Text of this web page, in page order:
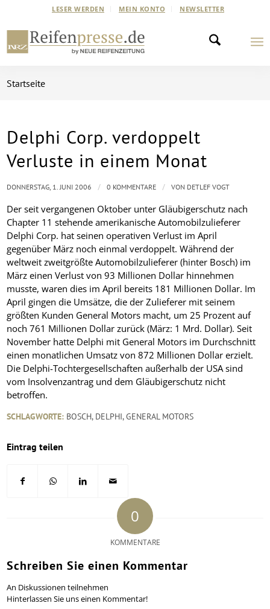
LESER WERDEN MEIN KONTO NEWSLETTER
Startseite
Delphi Corp. verdoppelt
Verluste in einem Monat
Der seit vergangenen Oktober unter Gläubigerschutz nach
Chapter 11 stehende amerikanische Automobilzulieferer
Delphi Corp. hat seinen operativen Verlust im April
gegenüber März noch einmal verdoppelt. Während der
weltweit zweitgrößte Automobilzulieferer (hinter Bosch) im
März einen Verlust von 93 Millionen Dollar hinnehmen
musste, waren dies im April bereits 181 Millionen Dollar. Im
April gingen die Umsätze, die der Zulieferer mit seinem
größten Kunden General Motors macht, um 25 Prozent auf
noch 761 Millionen Dollar zurück (März: 1 Mrd. Dollar). Seit
November hatte Delphi mit General Motors im Durchschnitt
einen monatlichen Umsatz von 872 Millionen Dollar erzielt.
Die Delphi-Tochtergesellschaften außerhalb der USA sind
vom Insolvenzantrag und dem Gläubigerschutz nicht
betroffen.
DONNERSTAG, 1. JUNI 2006 / 0 KOMMENTARE / VON DETLEF VOGT
SCHLAGWORTE: BOSCH, DELPHI,GENERAL MOTORS
Eintrag teilen
0
KOMMENTARE
Schreiben Sie einen Kommentar
An Diskussionen teilnehmen
Hinterlassen Sie uns einen Kommentar!